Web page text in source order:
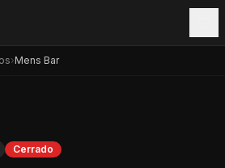
›Mens Bar
Cerrado